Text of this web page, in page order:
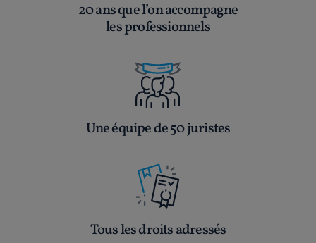
20 ans que l’on accompagne
les professionnels
Une équipe de 50 juristes
Tous les droits adressés